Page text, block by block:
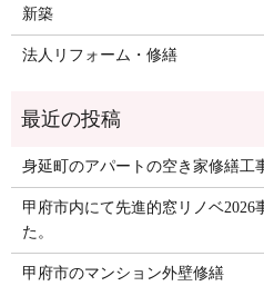
新築
法人リフォーム・修繕
身延町のアパートの空き家修繕工
甲府市内にて先進的窓リノベ2026
た。
甲府市のマンション外壁修繕